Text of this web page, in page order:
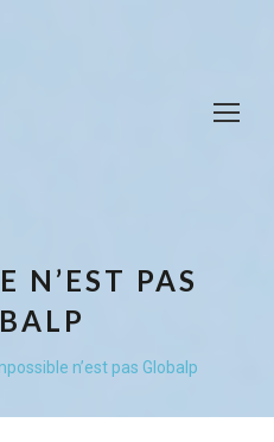
N’EST PAS
n’est pas Globalp